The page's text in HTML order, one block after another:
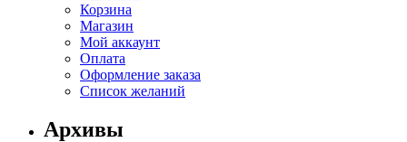
Корзина
Магазин
Мой аккаунт
Оплата
Оформление заказа
Список желаний
Архивы